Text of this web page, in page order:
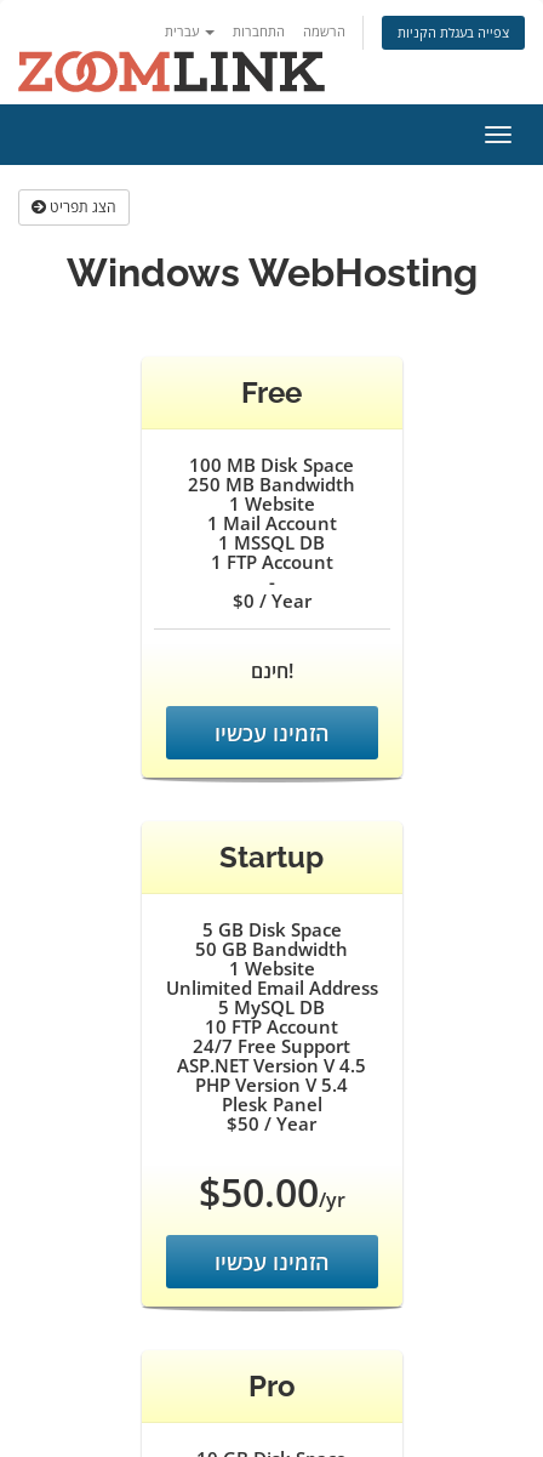
התחברות הרשמה צפייה בעגלת הקניות
ניווט
הצג תפריט
Windows WebHosting
Free
100 MB Disk Space
250 MB Bandwidth
1 Website
1 Mail Account
1 MSSQL DB
1 FTP Account
-
$0 / Year
חינם!
הזמינו עכשיו
Startup
5 GB Disk Space
50 GB Bandwidth
1 Website
Unlimited Email Address
5 MySQL DB
10 FTP Account
24/7 Free Support
ASP.NET Version V 4.5
PHP Version V 5.4
Plesk Panel
$50 / Year
$50.00/yr
הזמינו עכשיו
Pro